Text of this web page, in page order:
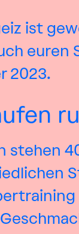
ist
euren
2023.
stehen